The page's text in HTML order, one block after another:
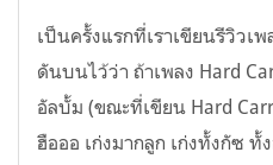
เป็นครั้งแรกที่เราเขียนรีวิวเ
ดันบนไว้ว่า ถ้าเพลง Hard
อัลบั้ม (ขณะที่เขียน Hard
ฮือออ เก่งมากลูก เก่งทั้งกัซ ทั้